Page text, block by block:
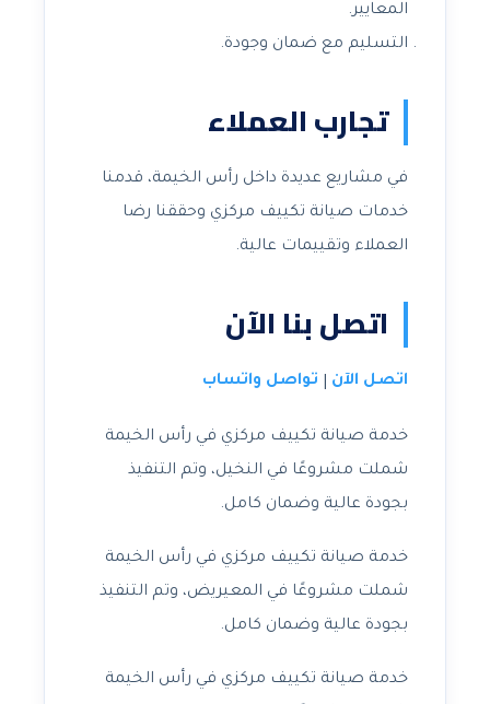
المعايير.
التسليم مع ضمان وجودة.
تجارب العملاء
في مشاريع عديدة داخل رأس الخيمة، قدمنا
خدمات صيانة تكييف مركزي وحققنا رضا
العملاء وتقييمات عالية.
اتصل بنا الآن
اتصل الآن تواصل واتساب
خدمة صيانة تكييف مركزي في رأس الخيمة
شملت مشروعًا في النخيل، وتم التنفيذ
بجودة عالية وضمان كامل.
خدمة صيانة تكييف مركزي في رأس الخيمة
شملت مشروعًا في المعيريض، وتم التنفيذ
بجودة عالية وضمان كامل.
خدمة صيانة تكييف مركزي في رأس الخيمة